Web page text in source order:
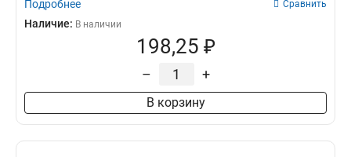
Подробнее Сравнить
Наличие: В наличии
198,25 ₽
– +
В корзину